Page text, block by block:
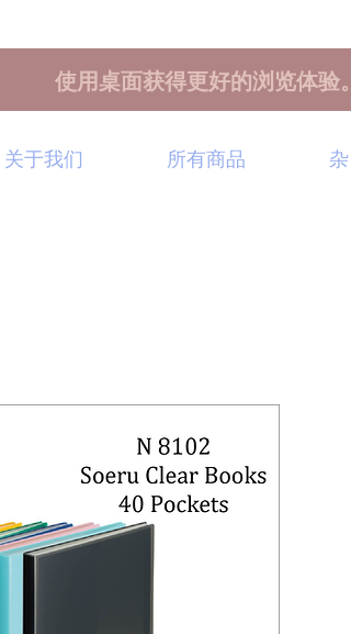
使用桌面获得更好的浏览体验。
关于我们 所有商品 杂